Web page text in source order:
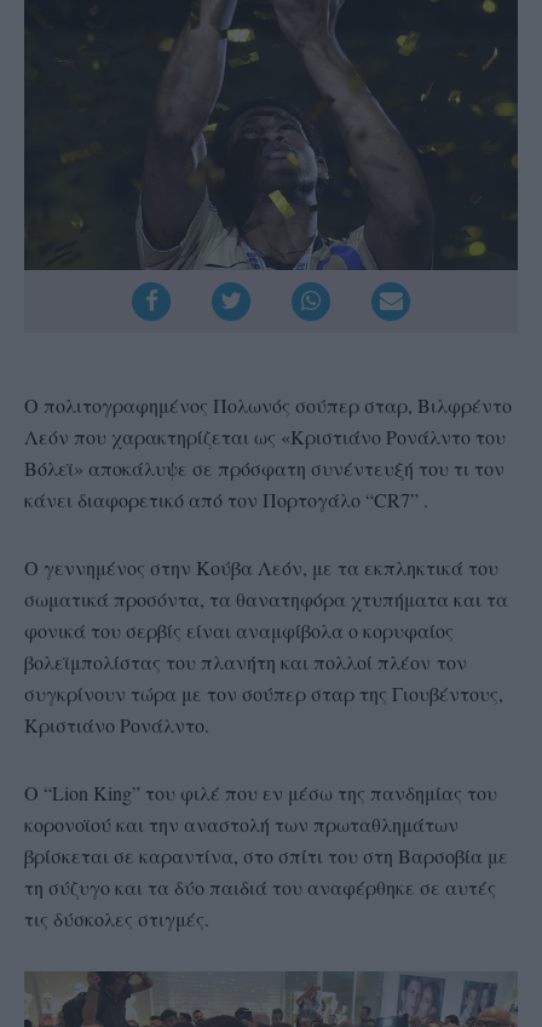
O πολιτογραφημένος Πολωνός σούπερ σταρ, Βιλφρέντο
Λεόν που χαρακτηρίζεται ως «Κριστιάνο Ρονάλντο του
Βόλεϊ» αποκάλυψε σε πρόσφατη συνέντευξή του τι τον
κάνει διαφορετικό από τον Πορτογάλο “CR7” .
Ο γεννημένος στην Κούβα Λεόν, με τα εκπληκτικά του
σωματικά προσόντα, τα θανατηφόρα χτυπήματα και τα
φονικά του σερβίς είναι αναμφίβολα ο κορυφαίος
βολεϊμπολίστας του πλανήτη και πολλοί πλέον τον
συγκρίνουν τώρα με τον σούπερ σταρ της Γιουβέντους,
Κριστιάνο Ρονάλντο.
Ο “Lion King” του φιλέ που εν μέσω της πανδημίας του
κορονοϊού και την αναστολή των πρωταθλημάτων
βρίσκεται σε καραντίνα, στο σπίτι του στη Βαρσοβία με
τη σύζυγο και τα δύο παιδιά του αναφέρθηκε σε αυτές
τις δύσκολες στιγμές.